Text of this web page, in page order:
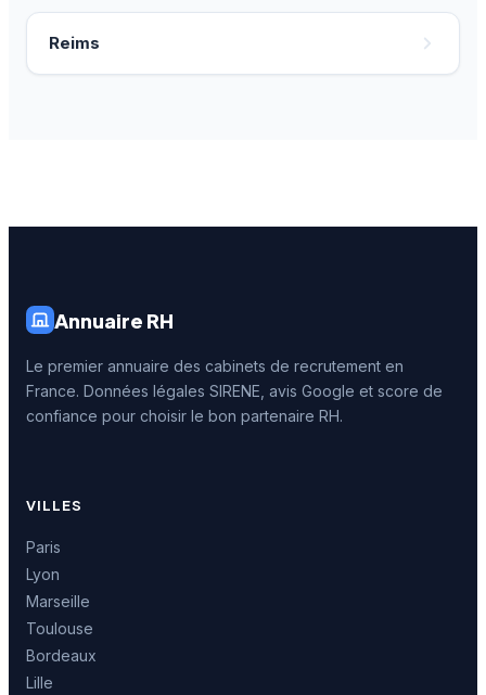
Reims
Annuaire RH
Le premier annuaire des cabinets de recrutement en
France. Données légales SIRENE, avis Google et score de
confiance pour choisir le bon partenaire RH.
VILLES
Paris
Lyon
Marseille
Toulouse
Bordeaux
Lille